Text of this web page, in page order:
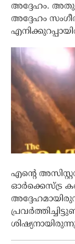
അദ്ദേഹം.
അദ്ദേഹം
എന്റെ
ഓർക്കെസ്ട്ര